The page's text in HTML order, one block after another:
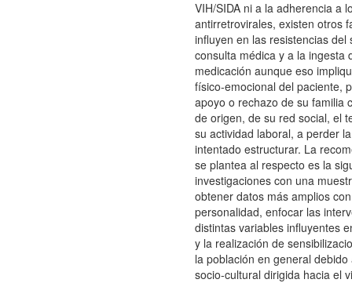
VIH/SIDA ni a la adherencia a
antirretrovirales, existen otros
influyen en las resistencias del
consulta médica y a la ingesta
medicación aunque eso
físico-emocional del paciente,
apoyo o rechazo de su familia
de origen, de su red social, el
su actividad laboral, a perder
intentado estructurar. La
se plantea al respecto es la
investigaciones con una
obtener datos más amplios
personalidad, enfocar las
distintas variables influyentes
y la realización de
la población en general debido
socio-cultural dirigida hacia el